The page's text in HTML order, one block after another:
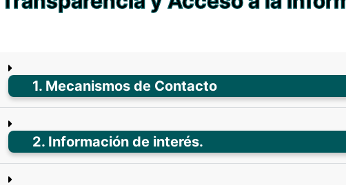
1. Mecanismos de Contacto
2. Información de interés.